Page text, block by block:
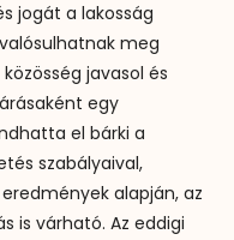
jogát a lakosság
meg
javasol és
egy
el bárki a
szabályaival,
alapján, az
is várható. Az eddigi